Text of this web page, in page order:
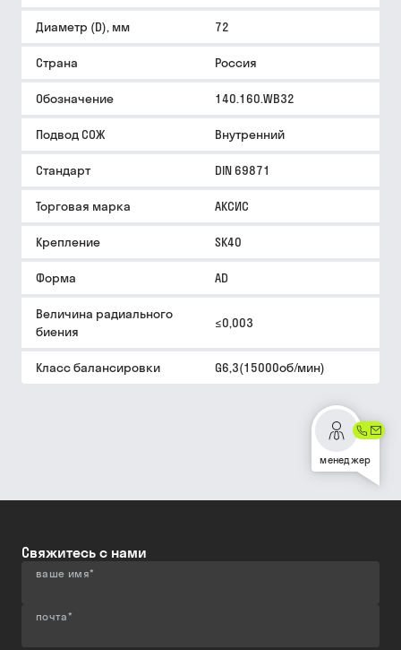
Диаметр (D), мм 72
Страна Россия
Обозначение 140.160.WB32
Подвод СОЖ Внутренний
Стандарт DIN 69871
Торговая марка АКСИС
Крепление SK40
Форма AD
Величина радиального
биения
≤0,003
Класс балансировки G6,3(15000об/мин)
менеджер
Свяжитесь с нами
ваше имя*
почта*